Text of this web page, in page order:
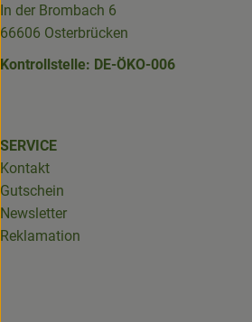
In der Brombach 6
66606 Osterbrücken
Kontrollstelle: DE-ÖKO-006
SERVICE
Kontakt
Gutschein
Newsletter
Reklamation